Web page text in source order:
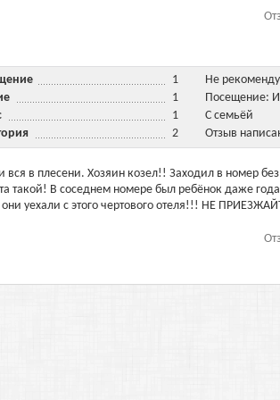
1
1
1
2
Не
Посещение:
С семьёй
Отзыв
в плесени. Хозяин козел!! Заходил в номер
такой! В соседнем номере был ребёнок даже
они уехали с этого чертового отеля!!! НЕ